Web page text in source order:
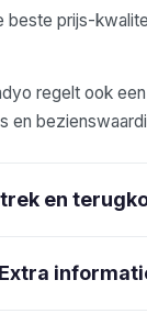
prijs-
regelt ook
en
Extra